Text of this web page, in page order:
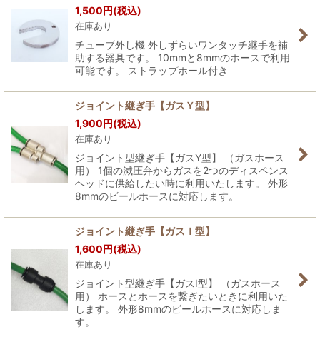
1,500円(税込)
在庫あり
チューブ外し機 外しずらいワンタッチ継手を補
助する器具です。 10mmと8mmのホースで利用
可能です。 ストラップホール付き
ジョイント継ぎ手【ガスＹ型】
1,900円(税込)
在庫あり
ジョイント型継ぎ手【ガスY型】 （ガスホース
用） 1個の減圧弁からガスを2つのディスペンス
ヘッドに供給したい時に利用いたします。 外形
8mmのビールホースに対応します。
ジョイント継ぎ手【ガスＩ型】
1,600円(税込)
在庫あり
ジョイント型継ぎ手【ガスI型】 （ガスホース
用） ホースとホースを繋ぎたいときに利用いた
します。 外形8mmのビールホースに対応しま
す。